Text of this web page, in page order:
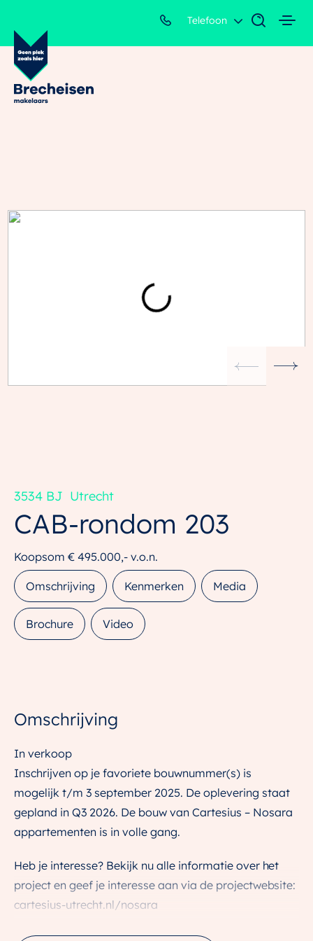
Telefoon
CAB-rondom 203
3534 BJ Utrecht
Koopsom € 495.000,- v.o.n.
Omschrijving Kenmerken Media
Brochure Video
Omschrijving
In verkoop
Inschrijven op je favoriete bouwnummer(s) is
mogelijk t/m 3 september 2025. De oplevering staat
gepland in Q3 2026. De bouw van Cartesius – Nosara
appartementen is in volle gang.
Heb je interesse? Bekijk nu alle informatie over het
project en geef je interesse aan via de projectwebsite:
cartesius-utrecht.nl/nosara